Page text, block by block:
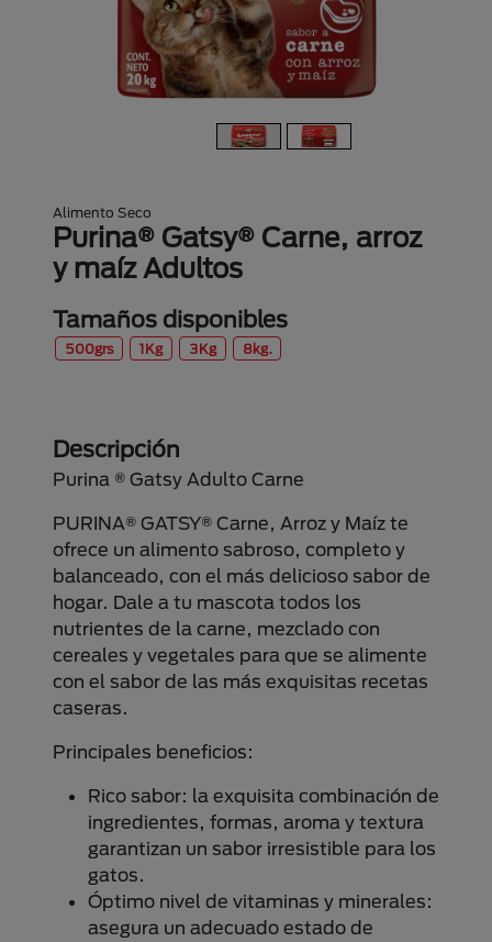
Alimento Seco
Purina® Gatsy® Carne, arroz
y maíz Adultos
Tamaños disponibles
500grs 1Kg 3Kg 8kg.
Descripción
Purina ® Gatsy Adulto Carne
PURINA® GATSY® Carne, Arroz y Maíz te
ofrece un alimento sabroso, completo y
balanceado, con el más delicioso sabor de
hogar. Dale a tu mascota todos los
nutrientes de la carne, mezclado con
cereales y vegetales para que se alimente
con el sabor de las más exquisitas recetas
caseras.
Principales beneficios:
Rico sabor: la exquisita combinación de
ingredientes, formas, aroma y textura
garantizan un sabor irresistible para los
gatos.
Óptimo nivel de vitaminas y minerales:
asegura un adecuado estado de